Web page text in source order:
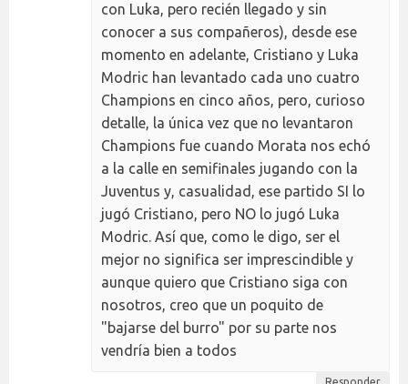
con Luka, pero recién llegado y sin
conocer a sus compañeros), desde ese
momento en adelante, Cristiano y Luka
Modric han levantado cada uno cuatro
Champions en cinco años, pero, curioso
detalle, la única vez que no levantaron
Champions fue cuando Morata nos echó
a la calle en semifinales jugando con la
Juventus y, casualidad, ese partido SI lo
jugó Cristiano, pero NO lo jugó Luka
Modric. Así que, como le digo, ser el
mejor no significa ser imprescindible y
aunque quiero que Cristiano siga con
nosotros, creo que un poquito de
"bajarse del burro" por su parte nos
vendría bien a todos